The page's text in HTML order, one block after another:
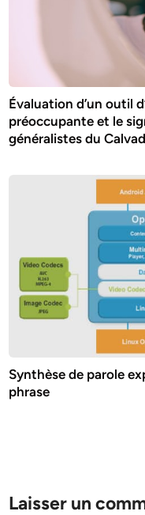
Évaluation d’un outil
préoccupante et le
généralistes du
Synthèse de parole
phrase
Laisser un